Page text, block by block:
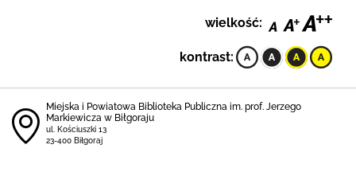
wielkość:
kontrast:
Miejska i Powiatowa Biblioteka Publiczna im. prof. Jerzego
Markiewicza w Biłgoraju
ul. Kościuszki 13
23-400 Biłgoraj